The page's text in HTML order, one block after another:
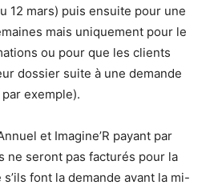
12 mars) puis ensuite pour une
mais uniquement pour le
ou pour que les clients
dossier suite à une demande
exemple).
et Imagine’R payant par
ne seront pas facturés pour la
font la demande avant la mi-